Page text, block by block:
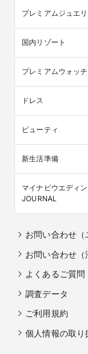
プレミアムジュエ
国内リゾート
プレミアムウォッチ
ドレス
ビューティ
新生活準備
マイナビウエディ
JOURNAL
お問い合わせ（
お問い合わせ（
よくあるご質問
調査データ
ご利用規約
個人情報の取り